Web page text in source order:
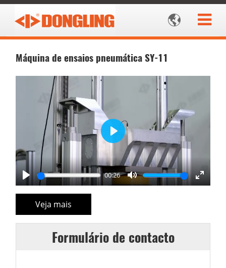

Máquina de ensaios pneumática SY-11
Play
00:26
Mute
Enter
Play
Veja mais
Formulário de contacto